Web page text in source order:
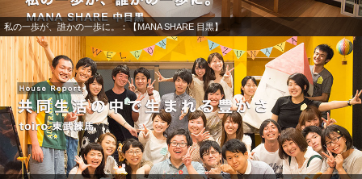
私の一歩が、誰かの一歩に。：【MANA SHARE 目黒】